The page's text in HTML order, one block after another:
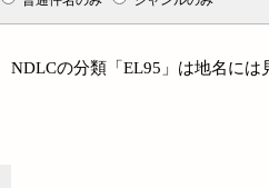
NDLCの分類「EL95」は地名に